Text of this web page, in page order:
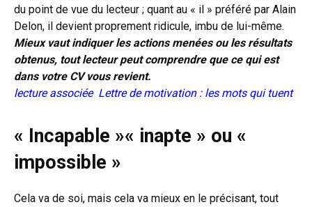
du point de vue du lecteur ; quant au « il » préféré par Alain
Delon, il devient proprement ridicule, imbu de lui-même.
Mieux vaut indiquer les actions menées ou les résultats
obtenus, tout lecteur peut comprendre que ce qui est
dans votre CV vous revient.
lecture associée Lettre de motivation : les mots qui tuent
« Incapable »« inapte » ou «
impossible »
Cela va de soi, mais cela va mieux en le précisant, tout